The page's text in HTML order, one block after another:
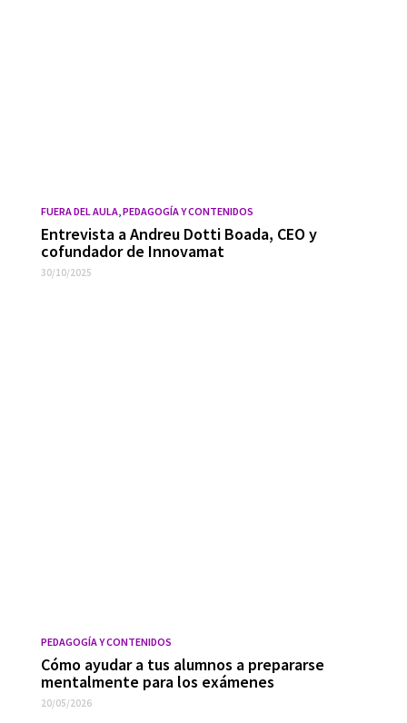
FUERA DEL AULA PEDAGOGÍA Y CONTENIDOS
Entrevista a Andreu Dotti Boada, CEO y
cofundador de Innovamat
30/10/2025
PEDAGOGÍA Y CONTENIDOS
Cómo ayudar a tus alumnos a prepararse
mentalmente para los exámenes
20/05/2026